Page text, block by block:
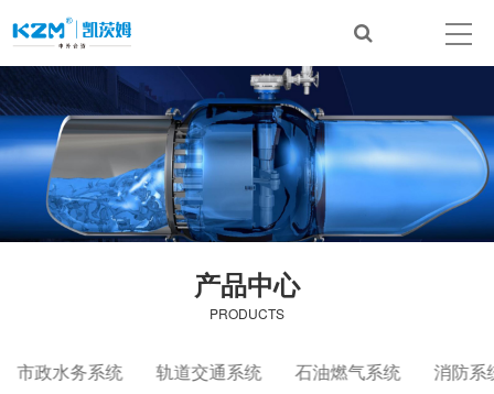
产品中心
PRODUCTS
市政水务系统 轨道交通系统 石油燃气系统 消防系